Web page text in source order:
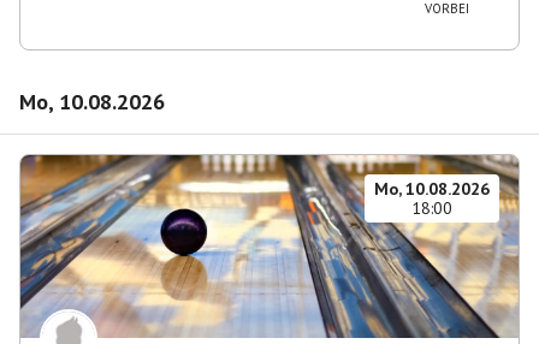
VORBEI
Mo, 10.08.2026
Mo, 10.08.2026
18:00